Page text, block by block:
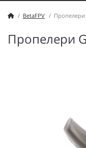
BetaFPV Пропелери
Пропелери